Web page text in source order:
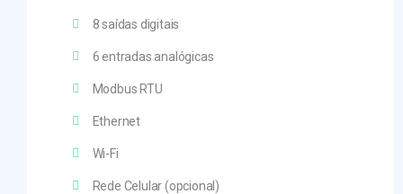
8 saídas digitais
6 entradas analógicas
Modbus RTU
Ethernet
Wi-Fi
Rede Celular (opcional)